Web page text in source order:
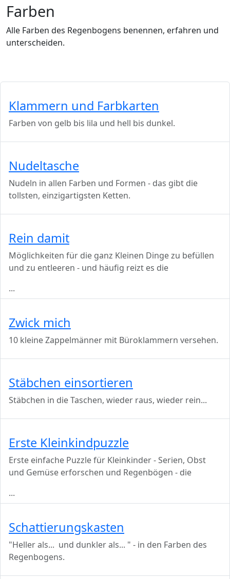
Farben
Alle Farben des Regenbogens benennen, erfahren und
unterscheiden.
Klammern und Farbkarten
Farben von gelb bis lila und hell bis dunkel.
Nudeltasche
Nudeln in allen Farben und Formen - das gibt die
tollsten, einzigartigsten Ketten.
Rein damit
Möglichkeiten für die ganz Kleinen Dinge zu befüllen
und zu entleeren - und häufig reizt es die
...
Zwick mich
10 kleine Zappelmänner mit Büroklammern versehen.
Stäbchen einsortieren
Stäbchen in die Taschen, wieder raus, wieder rein...
Erste Kleinkindpuzzle
Erste einfache Puzzle für Kleinkinder - Serien, Obst
und Gemüse erforschen und Regenbögen - die
...
Schattierungskasten
"Heller als... und dunkler als... " - in den Farben des
Regenbogens.